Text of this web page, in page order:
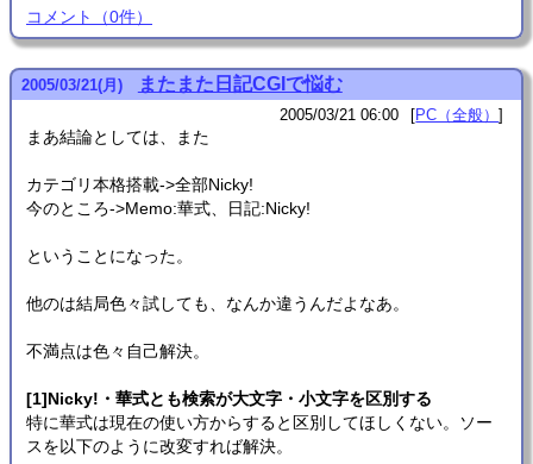
コメント （0件）
2005/03/21(月) またまた日記CGIで悩む
2005/03/21 06:00 PC（全般）
まあ結論としては、また
カテゴリ本格搭載->全部Nicky!
今のところ->Memo:華式、日記:Nicky!
ということになった。
他のは結局色々試しても、なんか違うんだよなあ。
不満点は色々自己解決。
[1]Nicky!・華式とも検索が大文字・小文字を区別する
特に華式は現在の使い方からすると区別してほしくない。ソー
スを以下のように改変すれば解決。